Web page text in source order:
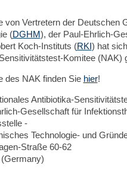
von Vertretern der Deutschen
(DGHM), der Paul-Ehrlich-
Koch-Instituts (RKI) hat
Komitee (NAK)
des NAK finden Sie hier!
Antibiotika-
Gesellschaft für
-
Technologie- und
Straße 60-62